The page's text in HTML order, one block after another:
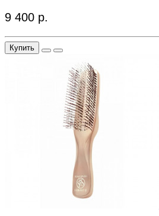
9 400 р.
Купить